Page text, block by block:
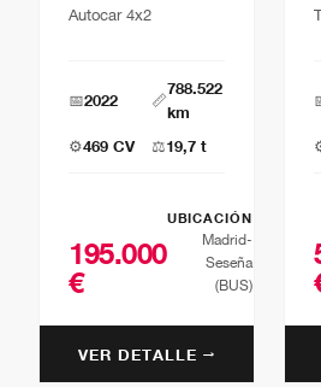
Autocar 4x2
📅2022 📏
788.522
km
⚙️469 CV ⚖️19,7 t
195.000
€
UBICACIÓN
Madrid-
Seseña
(BUS)
VER DETALLE →